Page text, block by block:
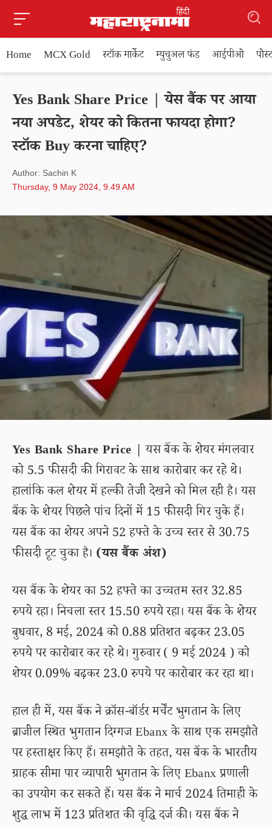
Home MCX Gold स्टॉक मार्केट म्युचुअल फंड आईपीओ
Yes Bank Share Price | येस बैंक पर आया
नया अपडेट, शेयर को कितना फायदा होगा?
स्टॉक Buy करना चाहिए?
Author: Sachin K
Thursday, 9 May 2024, 9.49 AM
Yes Bank Share Price | यस बैंक के शेयर मंगलवार
को 5.5 फीसदी की गिरावट के साथ कारोबार कर रहे थे।
हालांकि कल शेयर में हल्की तेजी देखने को मिल रही है। यस
बैंक के शेयर पिछले पांच दिनों में 15 फीसदी गिर चुके हैं।
यस बैंक का शेयर अपने 52 हफ्ते के उच्च स्तर से 30.75
फीसदी टूट चुका है। (यस बैंक अंश)
यस बैंक के शेयर का 52 हफ्ते का उच्चतम स्तर 32.85
रुपये रहा। निचला स्तर 15.50 रुपये रहा। यस बैंक के शेयर
बुधवार, 8 मई, 2024 को 0.88 प्रतिशत बढ़कर 23.05
रुपये पर कारोबार कर रहे थे। गुरुवार ( 9 मई 2024 ) को
शेयर 0.09% बढ़कर 23.0 रुपये पर कारोबार कर रहा था।
हाल ही में, यस बैंक ने क्रॉस-बॉर्डर मर्चेंट भुगतान के लिए
ब्राजील स्थित भुगतान दिग्गज Ebanx के साथ एक समझौते
पर हस्ताक्षर किए हैं। समझौते के तहत, यस बैंक के भारतीय
ग्राहक सीमा पार व्यापारी भुगतान के लिए Ebanx प्रणाली
का उपयोग कर सकते हैं। यस बैंक ने मार्च 2024 तिमाही के
शुद्ध लाभ में 123 प्रतिशत की वृद्धि दर्ज की। यस बैंक ने